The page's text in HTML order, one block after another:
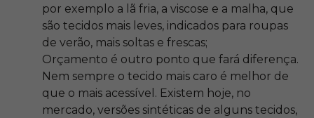
por exemplo a lã fria, a viscose e a malha, que
são tecidos mais leves, indicados para roupas
de verão, mais soltas e frescas;
Orçamento é outro ponto que fará diferença.
Nem sempre o tecido mais caro é melhor de
que o mais acessível. Existem hoje, no
mercado, versões sintéticas de alguns tecidos,